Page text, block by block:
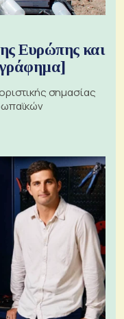
Ευρώπης και
σημασίας